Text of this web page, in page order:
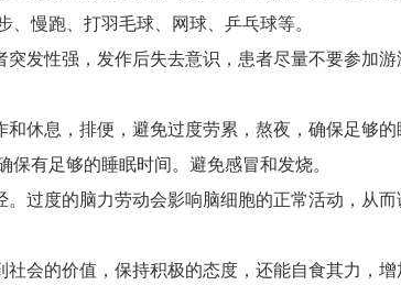
慢跑、打羽毛球、网球、乒乓球等。
发性强，发作后失去意识，患者尽量不要参加游
休息，排便，避免过度劳累，熬夜，确保足够
有足够的睡眠时间。避免感冒和发烧。
过度的脑力劳动会影响脑细胞的正常活动，从而
会的价值，保持积极的态度，还能自食其力，